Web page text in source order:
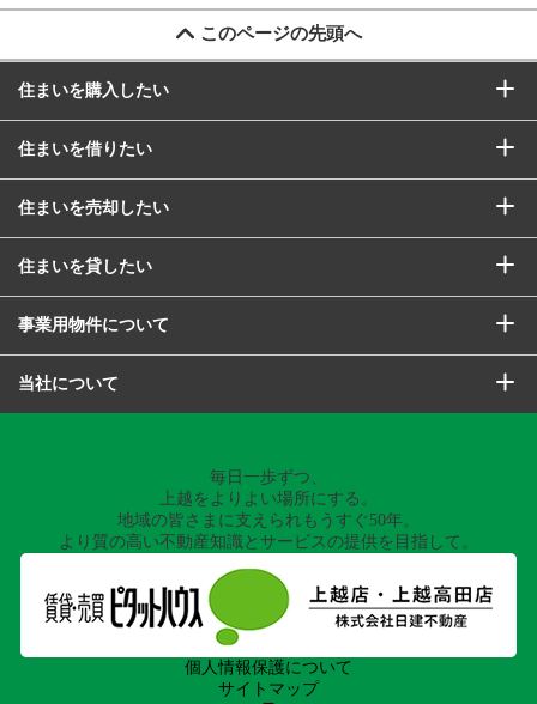
このページの先頭へ
住まいを購入したい
住まいを借りたい
住まいを売却したい
住まいを貸したい
事業用物件について
当社について
毎日一歩ずつ、
上越をよりよい場所にする。
地域の皆さまに支えられもうすぐ50年。
より質の高い不動産知識とサービスの提供を目指して。
個人情報保護について
サイトマップ